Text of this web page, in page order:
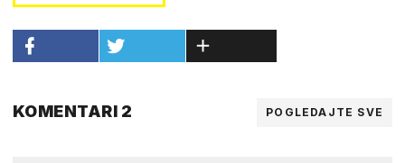
KOMENTARI 2 POGLEDAJTE SVE